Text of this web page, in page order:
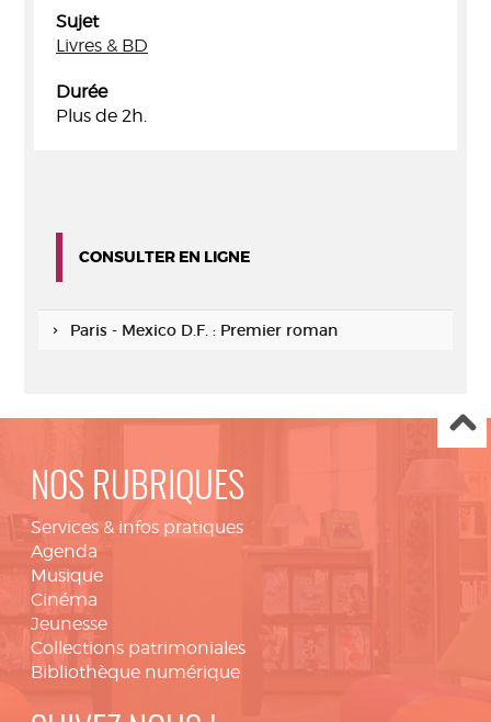
Sujet
Livres & BD
Durée
Plus de 2h.
CONSULTER EN LIGNE
Paris - Mexico D.F. : Premier roman
NOS RUBRIQUES
Services & infos pratiques
Agenda
Musique
Cinéma
Jeunesse
Collections patrimoniales
Bibliothèque numérique